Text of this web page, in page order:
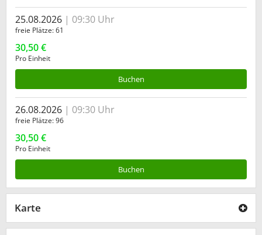
25.08.2026 09:30 Uhr
freie Plätze 61
30,50 €
Pro Einheit
Buchen
26.08.2026 09:30 Uhr
freie Plätze 96
30,50 €
Pro Einheit
Buchen
Karte